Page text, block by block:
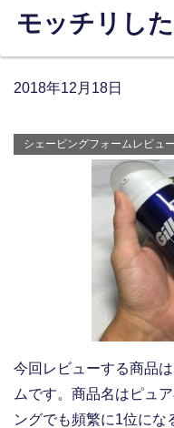
モッチリし
2018年12月18日
シェービングフォームレビュー
今回レビューする商品
ムです。商品名はピュ
ングでも頻繁に1位にな